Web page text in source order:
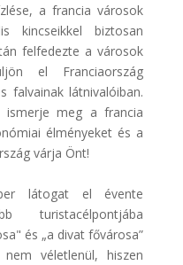
a francia városok
kincseikkel biztosan
felfedezte a városok
el Franciaország
falvainak látnivalóiban.
meg a francia
élményeket és a
várja Önt!
látogat el évente
turistacélpontjába
és „a divat fővárosa”
nem véletlenül, hiszen